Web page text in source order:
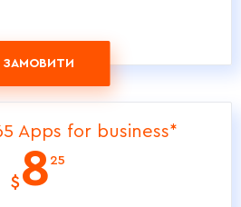
ЗАМОВИТИ
Apps for business*
$8 25